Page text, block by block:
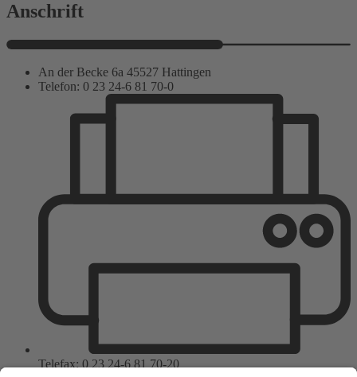
Anschrift
An der Becke 6a 45527 Hattingen
Telefon: 0 23 24-6 81 70-0
Telefax: 0 23 24-6 81 70-20